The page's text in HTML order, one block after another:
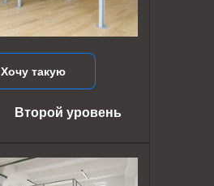
Хочу такую
Второй уровень